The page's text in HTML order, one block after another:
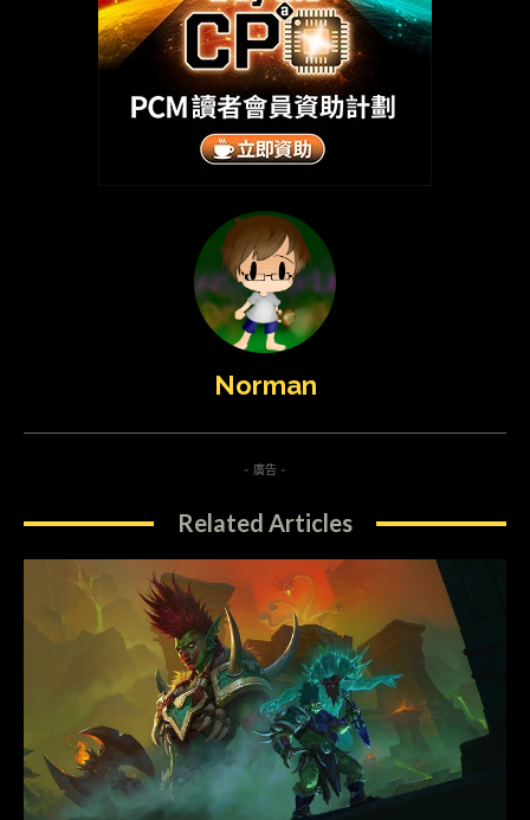
Norman
- 廣告 -
Related Articles